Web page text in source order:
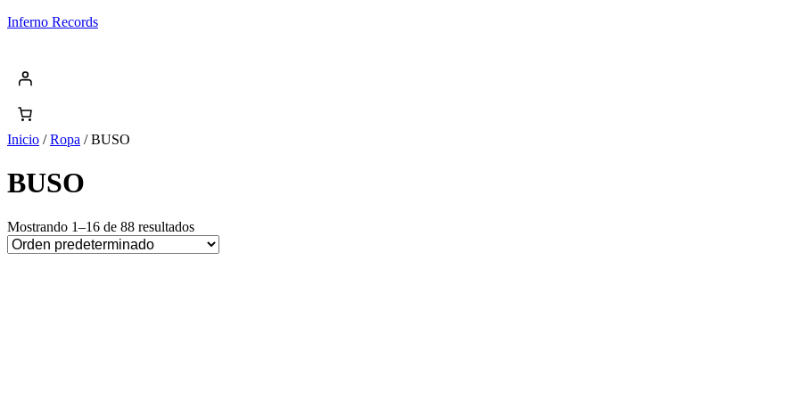
Saltar
Inferno Records
Inicio /Ropa / BUSO
BUSO
Mostrando 1–16 de 88 resultados